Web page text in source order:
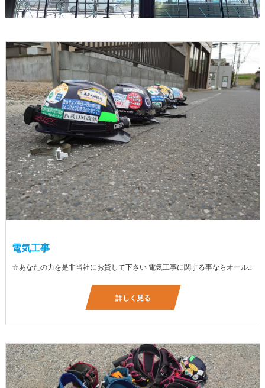
電気工事
☆あなたの力を是非当社にお貸して下さい 電気工事に関する事ならオールマイティに対応しております（室内配線・室外配線、スイッチコンセント取付け、照明器具取付け、配電盤取付け、エアコン取付け、LANケーブル配線、アンテナ取付けなど） 【工具支給致します】 また新品工具と新品作業服を完全支給を致します。 高品質の作業服と工具入社してくれた方には支給致します♪
詳しく見る